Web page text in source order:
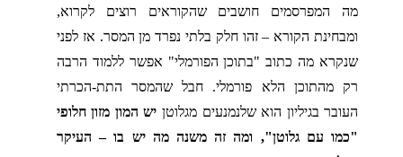
מה המפרסמים חושבים שהקוראים רוצים לקרוא,
ומבחינת הקורא – זהו חלק בלתי נפרד מן המסר. אז לפני
שנקרא מה כתוב "בתוכן הפורמלי" אפשר ללמוד הרבה
רק מהתוכן הלא פורמלי. חבל שהמסר התת-הכרתי
העובר בגיליון הוא שלנמנעים מגלוטן יש המון מזון חלופי
"כמו עם גלוטן", ומה זה משנה מה יש בו – העיקר